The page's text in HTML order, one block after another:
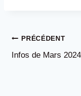
PRÉCÉDENT
Infos de Mars 2024